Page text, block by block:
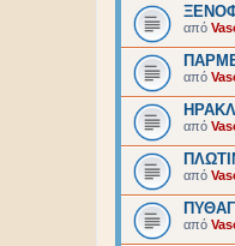
από
από
από
από
από